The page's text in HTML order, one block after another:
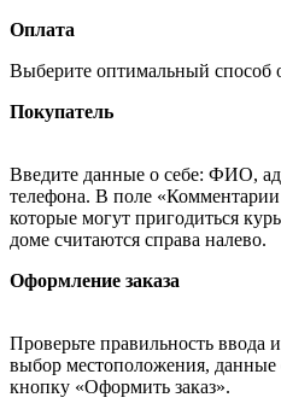
Оплата
Выберите оптимальный способ
Покупатель
Введите данные о себе: ФИО,
телефона. В поле «Комментарии
которые могут пригодиться
доме считаются справа налево.
Оформление заказа
Проверьте правильность ввода
выбор местоположения,
кнопку «Оформить заказ».